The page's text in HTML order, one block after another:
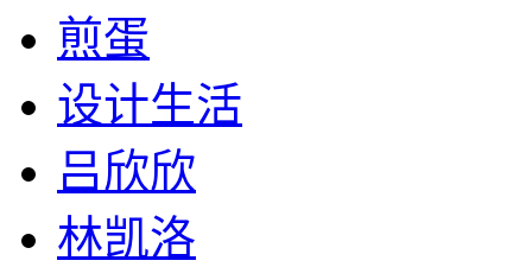
煎蛋
设计生活
吕欣欣
林凯洛